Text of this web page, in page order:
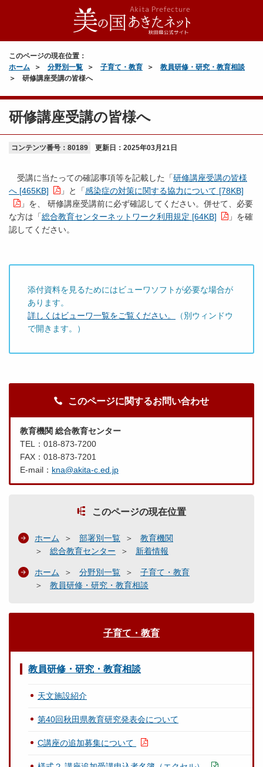
このページの現在位置：
ホーム
分野別一覧 子育て・教育
教員研修・研究・教育相談
研修講座受講の皆様へ
研修講座受講の皆様へ
コンテンツ番号：80189 更新日： 2025年03月21日
受講に当たっての確認事項等を記載した「研修講座受講の皆様
へ [465KB]
」と「感染症の対策に関する協力について [78KB]
」を、 研修講座受講前に必ず確認してください。併せて、必要
な方は「総合教育センターネットワーク利用規定 [64KB]
」を確
認してください。
添付資料を見るためにはビューワソフトが必要な場合が
あります。
詳しくはビューワ一覧をご覧ください。
（別ウィンドウ
で開きます。）
このページに関するお問い合わせ
教育機関 総合教育センター
TEL：018-873-7200
FAX：018-873-7201
E-mail： kna@akita-c.ed.jp
このページの現在位置
ホーム 部署別一覧
教育機関
総合教育センター
新着情報
ホーム 分野別一覧
子育て・教育
教員研修・研究・教育相談
子育て・教育
教員研修・研究・教育相談
天文施設紹介
第40回秋田県教育研究発表会について
C講座の追加募集について